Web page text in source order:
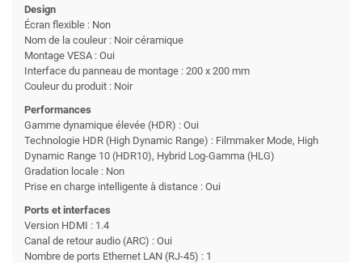
Design
Écran flexible : Non
Nom de la couleur : Noir céramique
Montage VESA : Oui
Interface du panneau de montage : 200 x 200 mm
Couleur du produit : Noir
Performances
Gamme dynamique élevée (HDR) : Oui
Technologie HDR (High Dynamic Range) : Filmmaker Mode, High
Dynamic Range 10 (HDR10), Hybrid Log-Gamma (HLG)
Gradation locale : Non
Prise en charge intelligente à distance : Oui
Ports et interfaces
Version HDMI : 1.4
Canal de retour audio (ARC) : Oui
Nombre de ports Ethernet LAN (RJ-45) : 1